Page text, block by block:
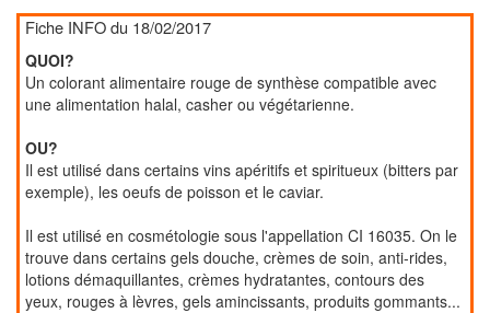
Fiche INFO du 18/02/2017
QUOI?
Un colorant alimentaire rouge de synthèse compatible avec
une alimentation halal, casher ou végétarienne.
OU?
Il est utilisé dans certains vins apéritifs et spiritueux (bitters par
exemple), les oeufs de poisson et le caviar.
Il est utilisé en cosmétologie sous l'appellation CI 16035. On le
trouve dans certains gels douche, crèmes de soin, anti-rides,
lotions démaquillantes, crèmes hydratantes, contours des
yeux, rouges à lèvres, gels amincissants, produits gommants...